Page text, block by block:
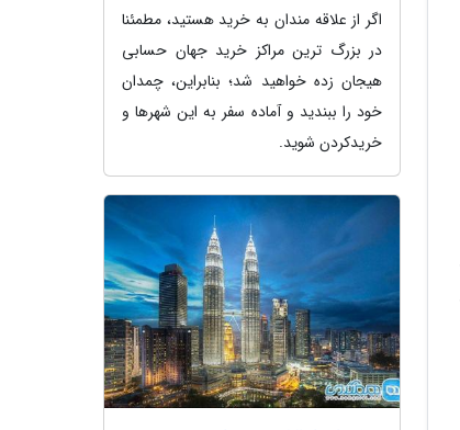
اگر از علاقه مندان به خرید هستید، مطمئنا
در بزرگ ترین مراکز خرید جهان حسابی
هیجان زده خواهید شد؛ بنابراین، چمدان
خود را ببندید و آماده سفر به این شهرها و
خریدکردن شوید.